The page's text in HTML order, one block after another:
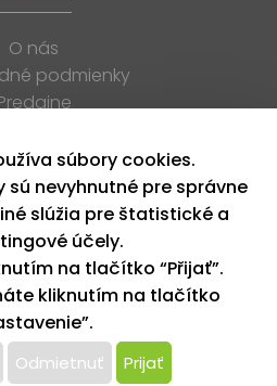
O nás
podmienky
Blog
Kontakt
Kariéra
feed
s. r. o. | Všetky práva vyhradené
design by MFP
k poskytovaniu služieb,
súbory cookies.
nevyhnutné pre správne
slúžia pre štatistické a
účely.
na tlačítko “Přijať”.
kliknutím na tlačítko
Odmietnuť Prijať